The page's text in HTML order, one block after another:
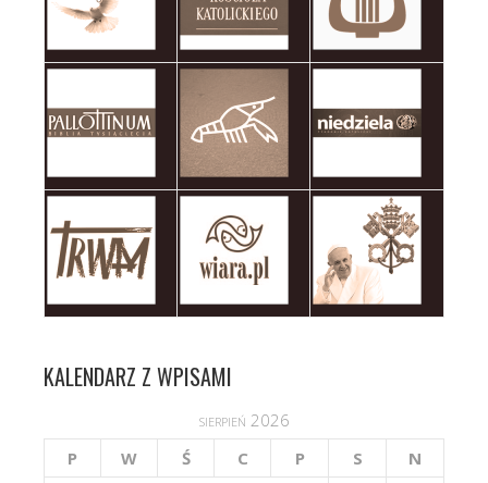
KALENDARZ Z WPISAMI
sierpień 2026
P
W Ś C P S N